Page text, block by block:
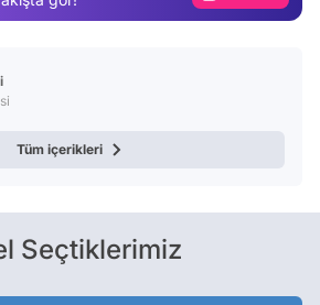
Tüm içerikleri
Seçtiklerimiz